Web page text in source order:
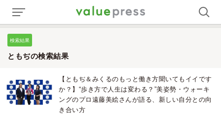
検索結果
ともぢの検索結果
【ともぢ＆みくるのもっと働き方聞いてもイイです
か？】“歩き方で人生は変わる？”美姿勢・ウォーキ
ングのプロ遠藤美絵さんが語る、新しい自分との向
き合い方